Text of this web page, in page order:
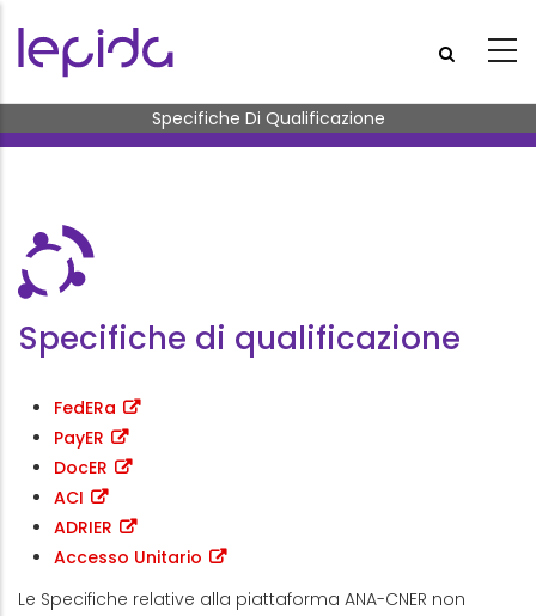
Briciole di pane
Specifiche Di Qualificazione
Specifiche di qualificazione
FedERa
PayER
DocER
ACI
ADRIER
Accesso Unitario
Le Specifiche relative alla piattaforma ANA-CNER non